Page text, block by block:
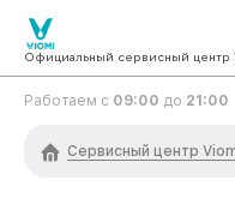
Официальный сервисный центр
Работаем с 09:00 до 21:00
Сервисный центр